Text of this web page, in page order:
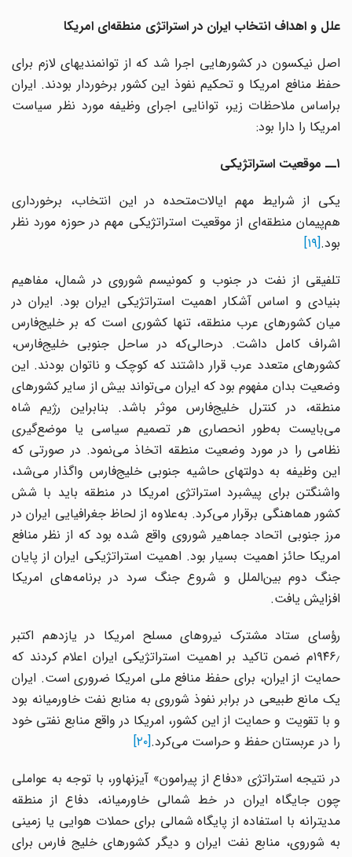
علل و اهداف انتخاب ایران در استراتژی منطقه‌ای امریکا
اصل نیکسون در کشورهایی اجرا شد که از توانمندیهای لازم برای
حفظ منافع امریکا و تحکیم نفوذ این کشور برخوردار بودند. ایران
براساس ملاحظات زیر، توانایی اجرای وظیفه مورد نظر سیاست
امریکا را دارا بود:
یکی از شرایط مهم ایالات‌متحده در این انتخاب، برخورداری
هم‌پیمان منطقه‌ای از موقعیت استراتژیکی مهم در حوزه مورد نظر
بود.[۱۹]
تلفیقی از نفت در جنوب و کمونیسم شوروی در شمال، مفاهیم
بنیادی و اساس آشکار اهمیت استراتژیکی ایران بود. ایران در
میان کشورهای عرب منطقه، تنها کشوری است که بر خلیج‌فارس
اشراف کامل داشت. درحالی‌که در ساحل جنوبی خلیج‌فارس،
کشورهای متعدد عرب قرار داشتند که کوچک و ناتوان بودند. این
وضعیت بدان مفهوم بود که ایران می‌تواند بیش از سایر کشورهای
منطقه، در کنترل خلیج‌فارس موثر باشد. بنابراین رژیم شاه
می‌بایست به‌طور انحصاری هر تصمیم سیاسی یا موضع‌گیری
نظامی را در مورد وضعیت منطقه اتخاذ می‌نمود. در صورتی که
این وظیفه به دولتهای حاشیه جنوبی خلیج‌فارس واگذار می‌شد،
واشنگتن برای پیشبرد استراتژی امریکا در منطقه باید با شش
کشور هماهنگی برقرار می‌کرد. به‌علاوه از لحاظ جغرافیایی ایران در
مرز جنوبی اتحاد جماهیر شوروی واقع شده بود که از نظر منافع
امریکا حائز اهمیت بسیار بود. اهمیت استراتژیکی ایران از پایان
جنگ دوم بین‌الملل و شروع جنگ سرد در برنامه‌های امریکا
افزایش یافت.
رؤسای ستاد مشترک نیروهای مسلح امریکا در یازدهم اکتبر
۱۹۴۶٫م ضمن تاکید بر اهمیت استراتژیکی ایران اعلام کردند که
حمایت از ایران، برای حفظ منافع ملی امریکا ضروری است. ایران
یک مانع طبیعی در برابر نفوذ شوروی به منابع نفت خاورمیانه بود
و با تقویت و حمایت از این کشور، امریکا در واقع منابع نفتی خود
را در عربستان حفظ و حراست می‌کرد.[۲۰]
در نتیجه استراتژی «دفاع از پیرامون» آیزنهاور، با توجه به عواملی
چون جایگاه ایران در خط شمالی خاورمیانه، دفاع از منطقه
مدیترانه با استفاده از پایگاه شمالی برای حملات هوایی یا زمینی
به شوروی، منابع نفت ایران و دیگر کشورهای خلیج‌ فارس برای